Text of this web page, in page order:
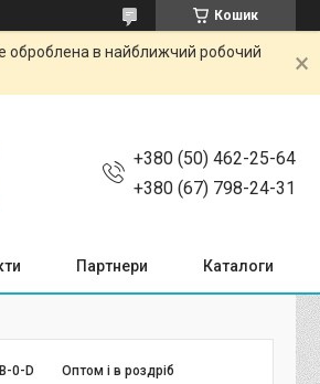
Кошик
оброблена в найближчий робочий
+380 (50) 462-25-64
+380 (67) 798-24-31
Партнери Каталоги
Оптом і в роздріб
0-D